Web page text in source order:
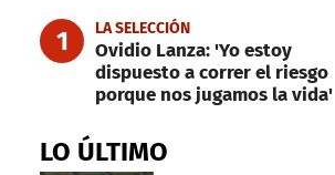
1 LA SELECCIÓN
Ovidio Lanza: 'Yo estoy
dispuesto a correr el riesgo
porque nos jugamos la vida'
LO ÚLTIMO